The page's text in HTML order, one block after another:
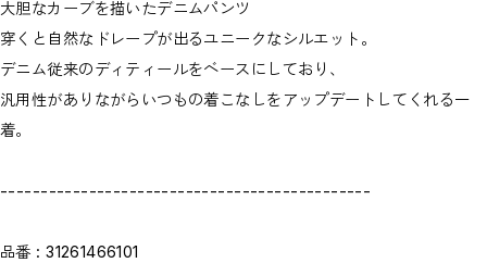
大胆なカーブを描いたデニムパンツ
穿くと自然なドレープが出るユニークなシルエット。
デニム従来のディティールをベースにしており、
汎用性がありながらいつもの着こなしをアップデートしてくれる一
着。
----------------------------------------------
品番 : 31261466101